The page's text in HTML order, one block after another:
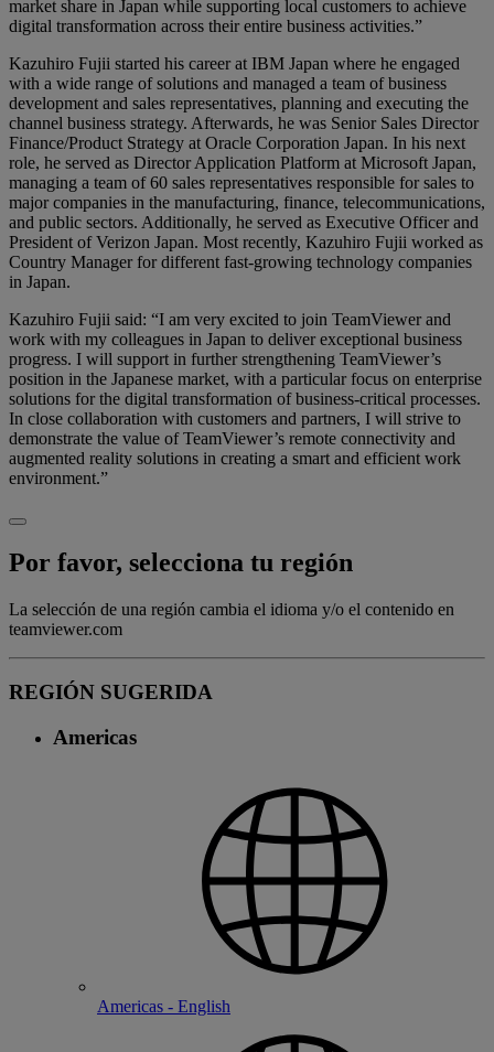
market share in Japan while supporting local customers to achieve
digital transformation across their entire business activities.”
Kazuhiro Fujii started his career at IBM Japan where he engaged
with a wide range of solutions and managed a team of business
development and sales representatives, planning and executing the
channel business strategy. Afterwards, he was Senior Sales Director
Finance/Product Strategy at Oracle Corporation Japan. In his next
role, he served as Director Application Platform at Microsoft Japan,
managing a team of 60 sales representatives responsible for sales to
major companies in the manufacturing, finance, telecommunications,
and public sectors. Additionally, he served as Executive Officer and
President of Verizon Japan. Most recently, Kazuhiro Fujii worked as
Country Manager for different fast-growing technology companies
in Japan.
Kazuhiro Fujii said: “I am very excited to join TeamViewer and
work with my colleagues in Japan to deliver exceptional business
progress. I will support in further strengthening TeamViewer’s
position in the Japanese market, with a particular focus on enterprise
solutions for the digital transformation of business-critical processes.
In close collaboration with customers and partners, I will strive to
demonstrate the value of TeamViewer’s remote connectivity and
augmented reality solutions in creating a smart and efficient work
environment.”
Por favor, selecciona tu región
La selección de una región cambia el idioma y/o el contenido en
teamviewer.com
REGIÓN SUGERIDA
Americas
Americas - English